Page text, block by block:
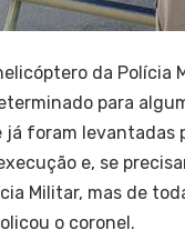
da Polícia
para
já foram levantadas
e, se
Militar, mas de
o coronel.